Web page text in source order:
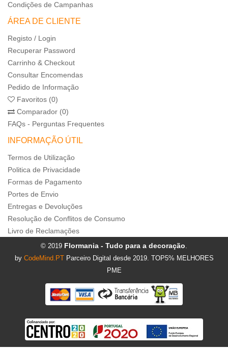
Condições de Campanhas
ÁREA DE CLIENTE
Registo / Login
Recuperar Password
Carrinho & Checkout
Consultar Encomendas
Pedido de Informação
Favoritos (0)
Comparador (0)
FAQs - Perguntas Frequentes
INFORMAÇÃO ÚTIL
Termos de Utilização
Politica de Privacidade
Formas de Pagamento
Portes de Envio
Entregas e Devoluções
Resolução de Conflitos de Consumo
Livro de Reclamações
© 2019 Flormania - Tudo para a decoração.
by CodeMind.PT Parceiro Digital desde 2019. TOP5% MELHORES
PME